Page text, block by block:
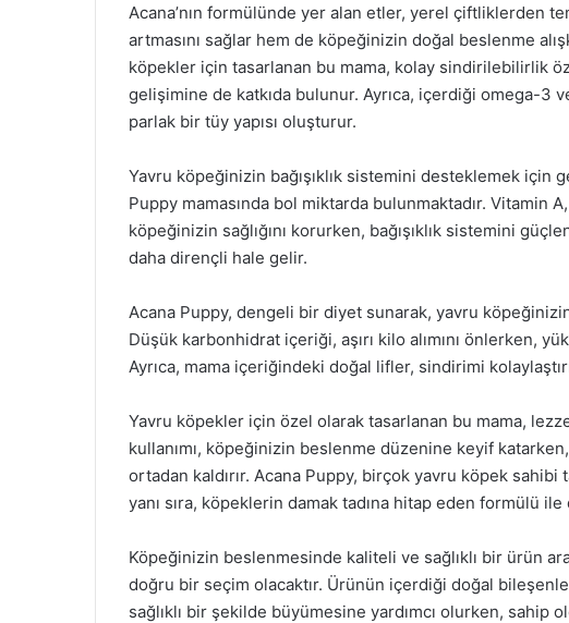
Acana’nın formülünde yer alan etler, yerel çiftliklerden
artmasını sağlar hem de köpeğinizin doğal beslenme
köpekler için tasarlanan bu mama, kolay sindirilebilirlik
gelişimine de katkıda bulunur. Ayrıca, içerdiği omega-3
parlak bir tüy yapısı oluşturur.
Yavru köpeğinizin bağışıklık sistemini desteklemek için
Puppy mamasında bol miktarda bulunmaktadır. Vitamin
köpeğinizin sağlığını korurken, bağışıklık sistemini
daha dirençli hale gelir.
Acana Puppy, dengeli bir diyet sunarak, yavru köpeğinizin
Düşük karbonhidrat içeriği, aşırı kilo alımını önlerken,
Ayrıca, mama içeriğindeki doğal lifler, sindirimi
Yavru köpekler için özel olarak tasarlanan bu mama,
kullanımı, köpeğinizin beslenme düzenine keyif
ortadan kaldırır. Acana Puppy, birçok yavru köpek sahibi
yanı sıra, köpeklerin damak tadına hitap eden formülü ile
Köpeğinizin beslenmesinde kaliteli ve sağlıklı bir ürün
doğru bir seçim olacaktır. Ürünün içerdiği doğal
sağlıklı bir şekilde büyümesine yardımcı olurken, sahip